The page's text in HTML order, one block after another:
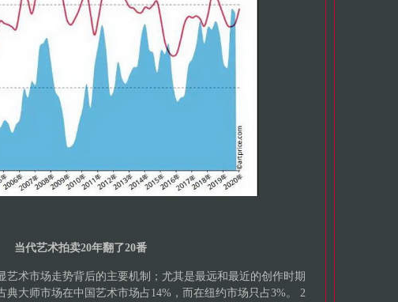
当代艺术拍卖20年翻了20番
艺术市场走势背后的主要机制；尤其是最远和最近的创作时期
典大师市场在中国艺术市场占14%，而在纽约市场只占3%。 2